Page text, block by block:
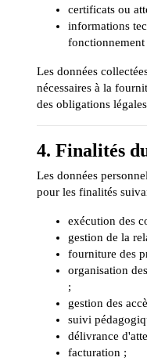
certificats ou
informations
fonctionnement
Les données
nécessaires à la
des obligations
4. Finalités
Les données
pour les finalités
exécution des
gestion de la
fourniture des
organisation
;
gestion des
suivi
délivrance
facturation ;